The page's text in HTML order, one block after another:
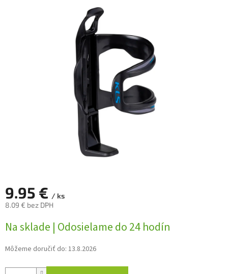
9.95 € / ks
8.09 € bez DPH
cena:
Na sklade | Odosielame do 24 hodín
Môžeme doručiť do: 13.8.2026